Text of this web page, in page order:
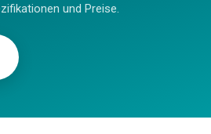
und Preise.